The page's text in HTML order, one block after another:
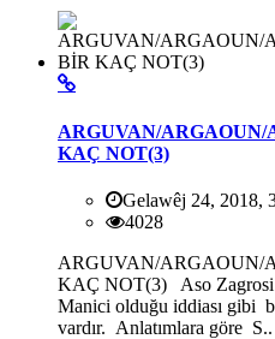
ARGUVAN/
KAÇ NOT(3)
Gelawêj 24, 2018,
4028
ARGUVAN/ARGAOUN/
KAÇ NOT(3) Aso Zagrosi
Manici olduğu iddiası gibi
vardır. Anlatımlara göre S..